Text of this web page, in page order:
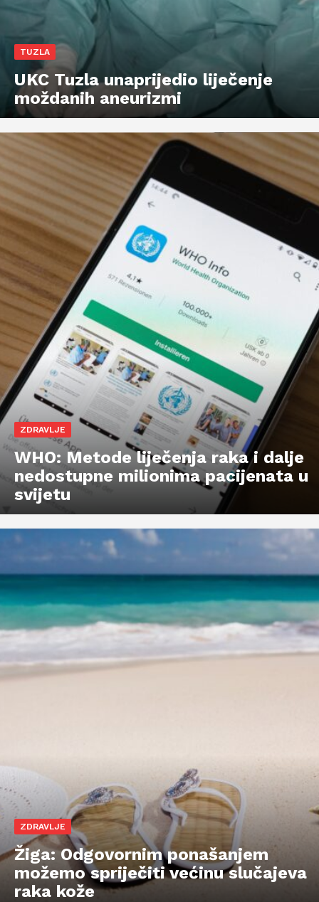
TUZLA
UKC Tuzla unaprijedio liječenje
moždanih aneurizmi
ZDRAVLJE
WHO: Metode liječenja raka i dalje
nedostupne milionima pacijenata u
svijetu
ZDRAVLJE
Žiga: Odgovornim ponašanjem
možemo spriječiti većinu slučajeva
raka kože